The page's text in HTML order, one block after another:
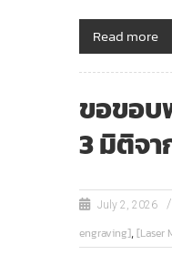
Read more
ขอขอบ
3 มิติจ
July 2, 2026
engraving],[Laser